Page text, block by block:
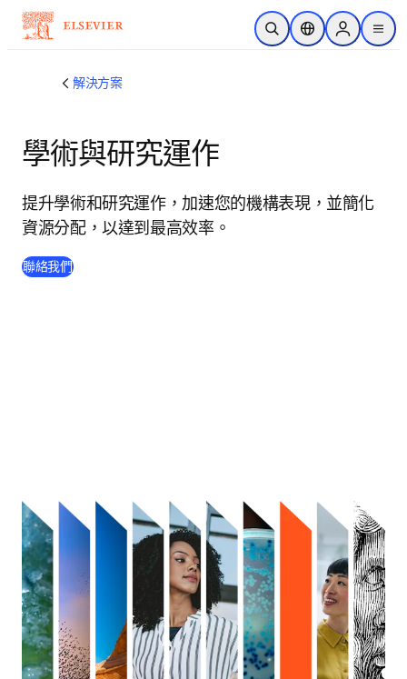
跳到主要內容
公開搜尋位置選擇器Sign in to
menu
解決方案
學術與研究運作
提升學術和研究運作，加速您的機構表現，並簡化
資源分配，以達到最高效率。
聯絡我們